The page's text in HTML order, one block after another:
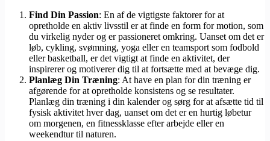
Find Din Passion: En af de vigtigste faktorer for at
opretholde en aktiv livsstil er at finde en form for motion, som
du virkelig nyder og er passioneret omkring. Uanset om det er
løb, cykling, svømning, yoga eller en teamsport som fodbold
eller basketball, er det vigtigt at finde en aktivitet, der
inspirerer og motiverer dig til at fortsætte med at bevæge dig.
Planlæg Din Træning: At have en plan for din træning er
afgørende for at opretholde konsistens og se resultater.
Planlæg din træning i din kalender og sørg for at afsætte tid til
fysisk aktivitet hver dag, uanset om det er en hurtig løbetur
om morgenen, en fitnessklasse efter arbejde eller en
weekendtur til naturen.